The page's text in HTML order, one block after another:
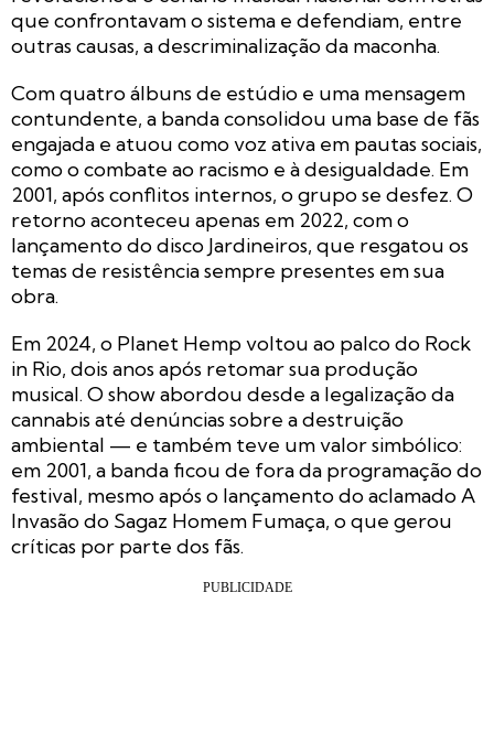
que confrontavam o sistema e defendiam, entre
outras causas, a descriminalização da maconha.
Com quatro álbuns de estúdio e uma mensagem
contundente, a banda consolidou uma base de fãs
engajada e atuou como voz ativa em pautas sociais,
como o combate ao racismo e à desigualdade. Em
2001, após conflitos internos, o grupo se desfez. O
retorno aconteceu apenas em 2022, com o
lançamento do disco Jardineiros, que resgatou os
temas de resistência sempre presentes em sua
obra.
Em 2024, o Planet Hemp voltou ao palco do Rock
in Rio, dois anos após retomar sua produção
musical. O show abordou desde a legalização da
cannabis até denúncias sobre a destruição
ambiental — e também teve um valor simbólico:
em 2001, a banda ficou de fora da programação do
festival, mesmo após o lançamento do aclamado A
Invasão do Sagaz Homem Fumaça, o que gerou
críticas por parte dos fãs.